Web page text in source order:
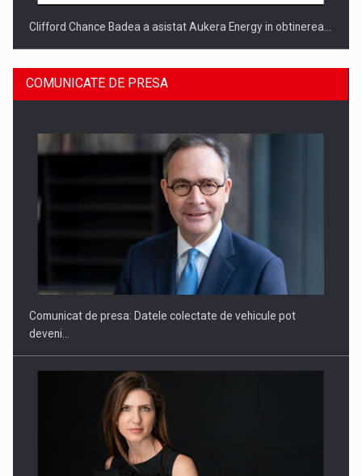
Clifford Chance Badea a asistat Aukera Energy in obtinerea…
SAPTE PERSONALITATI DIN MEDIUL DE AFACERI, ACADEMIC
COMUNICATE DE PRESA
Comunicat de presa: Datele colectate de vehicule pot
deveni…